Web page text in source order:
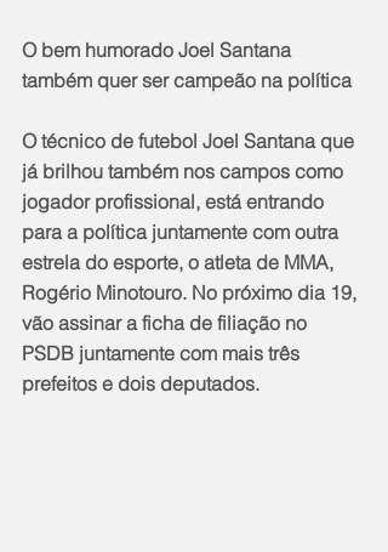
O bem humorado Joel Santana
também quer ser campeão na política
O técnico de futebol Joel Santana que
já brilhou também nos campos como
jogador profissional, está entrando
para a política juntamente com outra
estrela do esporte, o atleta de MMA,
Rogério Minotouro. No próximo dia 19,
vão assinar a ficha de filiação no
PSDB juntamente com mais três
prefeitos e dois deputados.